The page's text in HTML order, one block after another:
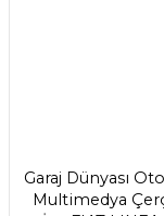
Garaj Dünyası
Multimedya